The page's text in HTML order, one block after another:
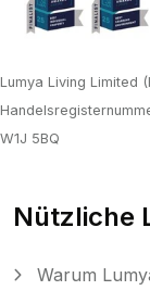
Lumya Living Limited
W1J 5BQ
Nützliche
Warum